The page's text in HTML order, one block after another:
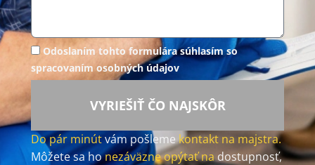
Odoslaním tohto formulára súhlasím so
spracovaním osobných údajov
VYRIEŠIŤ ČO NAJSKÔR
Do pár minútvám pošlemekontakt na majstra.
Môžete sa honezáväzne opýtať nadostupnosť,